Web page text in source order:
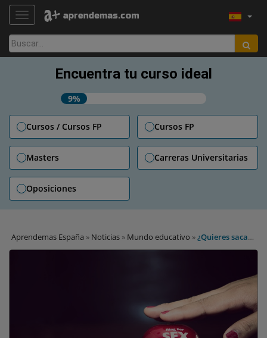
TOGGLE NAVIGATION
Buscar:
Encuentra tu curso ideal
9%
Cursos / Cursos FP Cursos FP
Masters Carreras Universitarias
Oposiciones
Aprendemas España » Noticias » Mundo educativo »¿Quieres sacar
mejores notas? Oxford te recomienda practicar sexo